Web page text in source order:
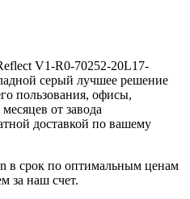
V1-R0-70252-20L17-
серый лучшее решение
пользования, офисы,
от завода
доставкой по вашему
в срок по оптимальным ценам
за наш счет.